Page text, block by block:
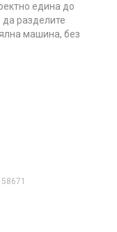
едина до
да разделите
машина, без